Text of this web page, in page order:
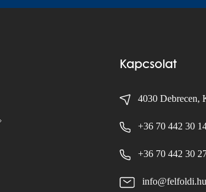
Kapcsolat
4030 Debrecen,
+36 70 442 30
+36 70 442 30
info@felfoldi.hu